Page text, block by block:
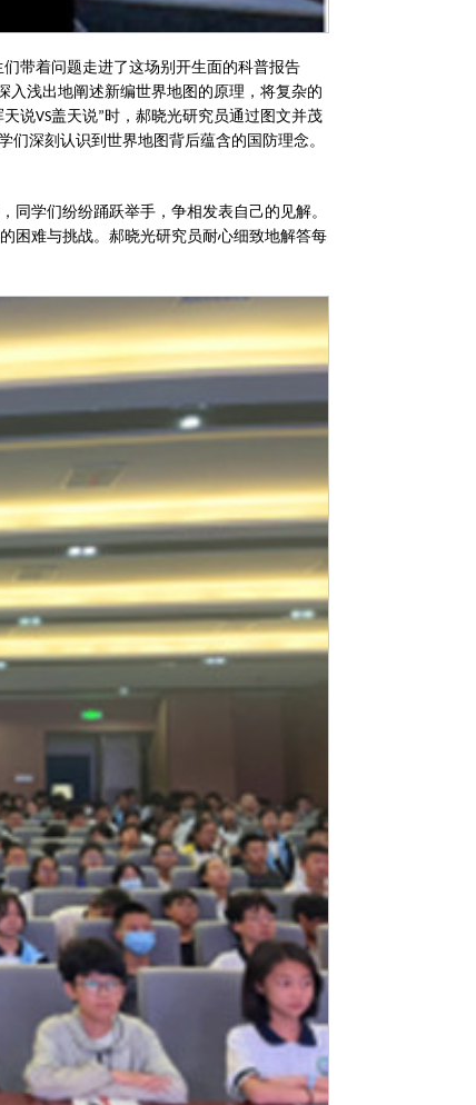
们带着问题走进了这场别开生面的科普报告
入浅出地阐述新编世界地图的原理，将复杂的
天说VS盖天说”时，郝晓光研究员通过图文并茂
们深刻认识到世界地图背后蕴含的国防理念。
同学们纷纷踊跃举手，争相发表自己的见解。
困难与挑战。郝晓光研究员耐心细致地解答每